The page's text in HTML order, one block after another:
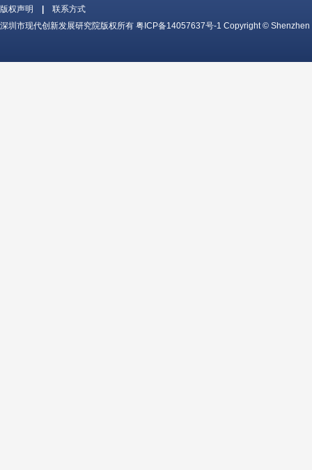
版权声明
联系方式
深圳市现代创新发展研究院版权所有 粤ICP备14057637号-1 Copyright © Shenzhen